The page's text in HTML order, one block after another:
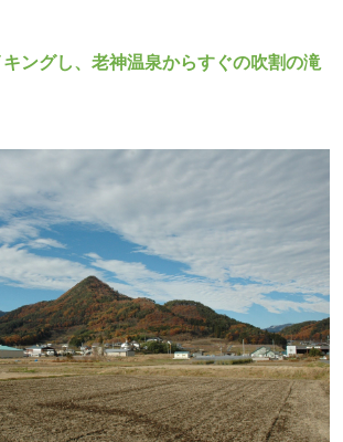
ングし、老神温泉からすぐの吹割の滝